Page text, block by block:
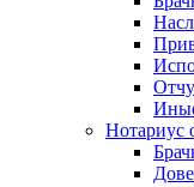
Нотариус